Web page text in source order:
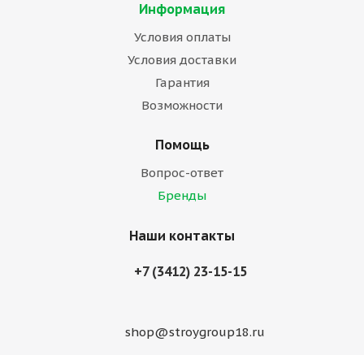
Информация
Условия оплаты
Условия доставки
Гарантия
Возможности
Помощь
Вопрос-ответ
Бренды
Наши контакты
+7 (3412) 23-15-15
shop@stroygroup18.ru